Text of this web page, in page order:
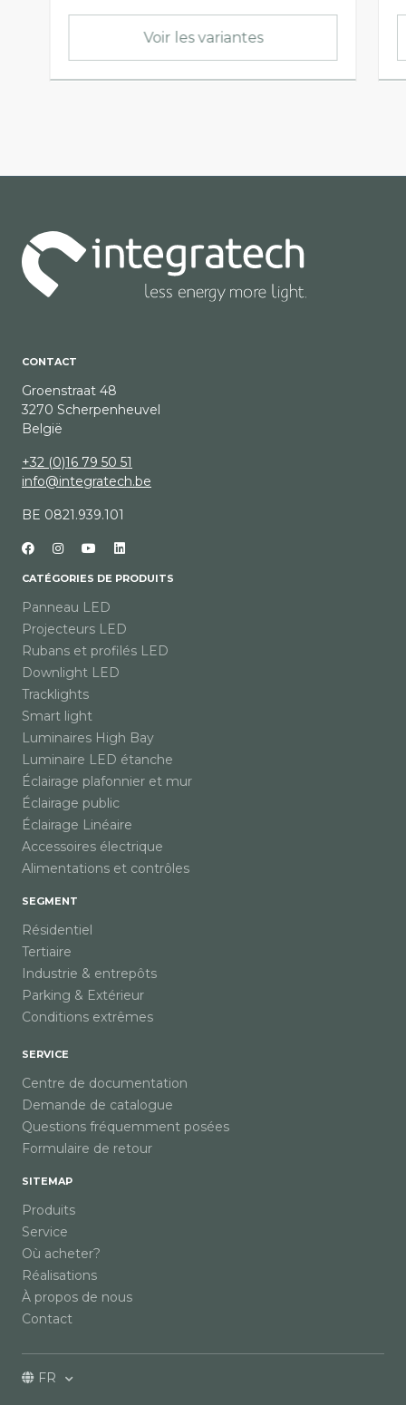
Voir les variantes
CONTACT
Groenstraat 48
3270 Scherpenheuvel
België
+32 (0)16 79 50 51
info@integratech.be
BE 0821.939.101
CATÉGORIES DE PRODUITS
Panneau LED
Projecteurs LED
Rubans et profilés LED
Downlight LED
Tracklights
Smart light
Luminaires High Bay
Luminaire LED étanche
Éclairage plafonnier et mur
Éclairage public
Éclairage Linéaire
Accessoires électrique
Alimentations et contrôles
SEGMENT
Résidentiel
Tertiaire
Industrie & entrepôts
Parking & Extérieur
Conditions extrêmes
SERVICE
Centre de documentation
Demande de catalogue
Questions fréquemment posées
Formulaire de retour
SITEMAP
Produits
Service
Où acheter?
Réalisations
À propos de nous
Contact
FR